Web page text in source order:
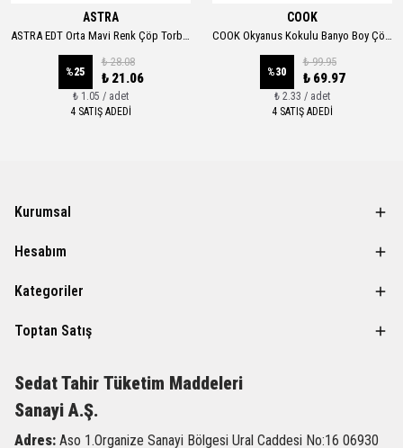
ASTRA
ASTRA EDT Orta Mavi Renk Çöp Torbası ( 55 CM. X 60 CM. ) 20 Adet
%25
₺ 28.08
₺ 21.06
₺ 1.05 / adet
4 SATIŞ ADEDİ
COOK
COOK Okyanus Kokulu Banyo Boy Çöp Torbası 32*42 Cm
%30
₺ 99.95
₺ 69.97
₺ 2.33 / adet
4 SATIŞ ADEDİ
Kurumsal
Hesabım
Kategoriler
Toptan Satış
Sedat Tahir Tüketim Maddeleri
Sanayi A.Ş.
Adres: Aso 1.Organize Sanayi Bölgesi Ural Caddesi No:16 06930